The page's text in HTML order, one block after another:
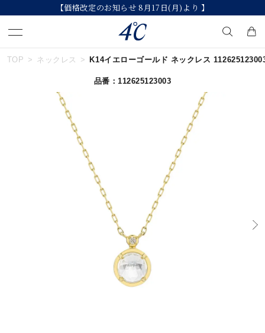
【価格改定のお知らせ 8月17日(月)より 】
キーワードで検索する
人気検索キーワード
#ダイヤモンド ネックレス
#くまのプーさん
TOP ネックレス K14イエローゴールド ネックレス
品番：112625123003